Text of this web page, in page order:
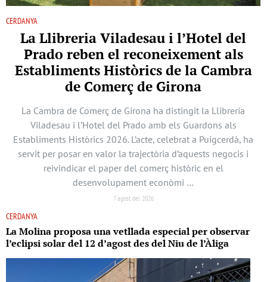
CERDANYA
La Llibreria Viladesau i l’Hotel del
Prado reben el reconeixement als
Establiments Històrics de la Cambra
de Comerç de Girona
La Cambra de Comerç de Girona ha distingit la Llibreria
Viladesau i l’Hotel del Prado amb els Guardons als
Establiments Històrics 2026. L’acte, celebrat a Puigcerdà, ha
servit per posar en valor la trajectòria d’aquests negocis i
reivindicar el paper del comerç històric en el
desenvolupament econòmi …
7 agost del 2026
CERDANYA
La Molina proposa una vetllada especial per observar
l’eclipsi solar del 12 d’agost des del Niu de l’Àliga